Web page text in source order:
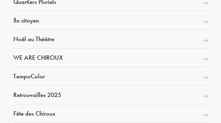
Quartiers Pluriels
Ilo citoyen
Noël au Théâtre
WE ARE CHIROUX
TempoColor
Retrouvailles 2025
Fête des Chiroux